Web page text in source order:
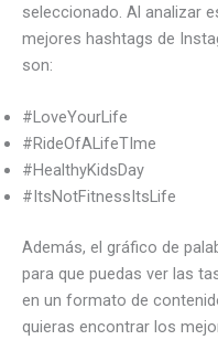
seleccionado. Al analizar
mejores hashtags de
son:
#LoveYourLife
#RideOfALifeTIme
#HealthyKidsDay
#ItsNotFitnessItsLife
Además, el gráfico de
para que puedas ver las
en un formato de
quieras encontrar los